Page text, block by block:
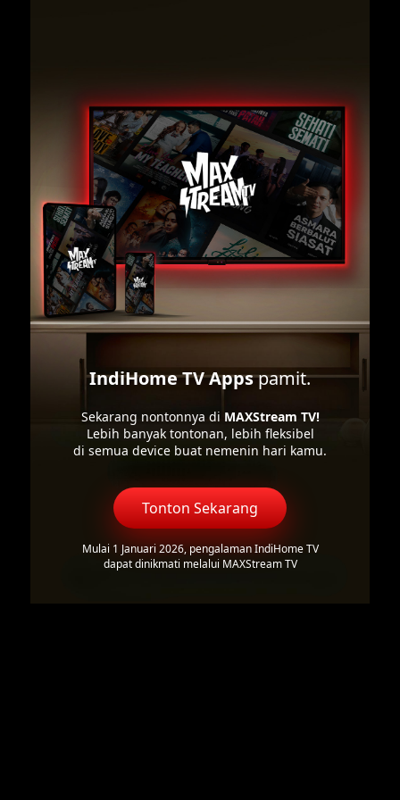
IndiHome TV Appspamit.
Sekarang nontonnya di MAXStream TV!
Lebih banyak tontonan, lebih fleksibel
di semua device buat nemenin hari kamu.
Tonton Sekarang
Mulai 1 Januari 2026, pengalaman IndiHome TV
dapat dinikmati melalui MAXStream TV